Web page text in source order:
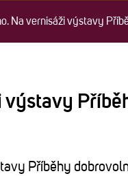
Na vernisáži výstavy
výstavy
Příběhy